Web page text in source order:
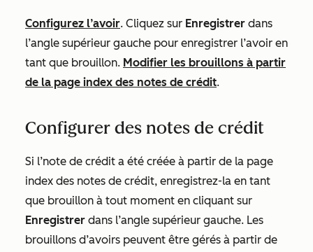
Configurez l’avoir. Cliquez sur Enregistrer dans
l’angle supérieur gauche pour enregistrer l’avoir en
tant que brouillon. Modifier les brouillons à partir
de la page index des notes de crédit.
Configurer des notes de crédit
Si l’note de crédit a été créée à partir de la page
index des notes de crédit, enregistrez-la en tant
que brouillon à tout moment en cliquant sur
Enregistrer dans l’angle supérieur gauche. Les
brouillons d’avoirs peuvent être gérés à partir de